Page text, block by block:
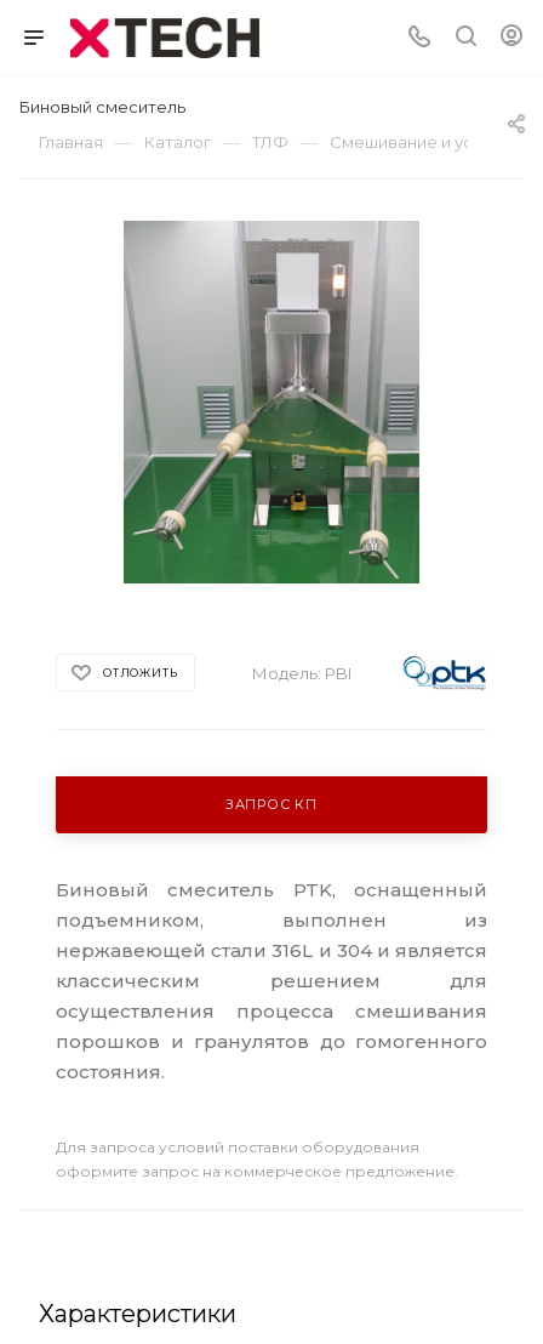
Биновый смеситель
Главная
— Каталог — ТЛФ — Смешивание и
ОТЛОЖИТЬ Модель: PBI
ЗАПРОС КП
Биновый смеситель PTK, оснащенный
подъемником, выполнен из
нержавеющей стали 316L и 304 и является
классическим решением для
осуществления процесса смешивания
порошков и гранулятов до гомогенного
состояния.
Для запроса условий поставки оборудования
оформите запрос на коммерческое предложение.
Характеристики